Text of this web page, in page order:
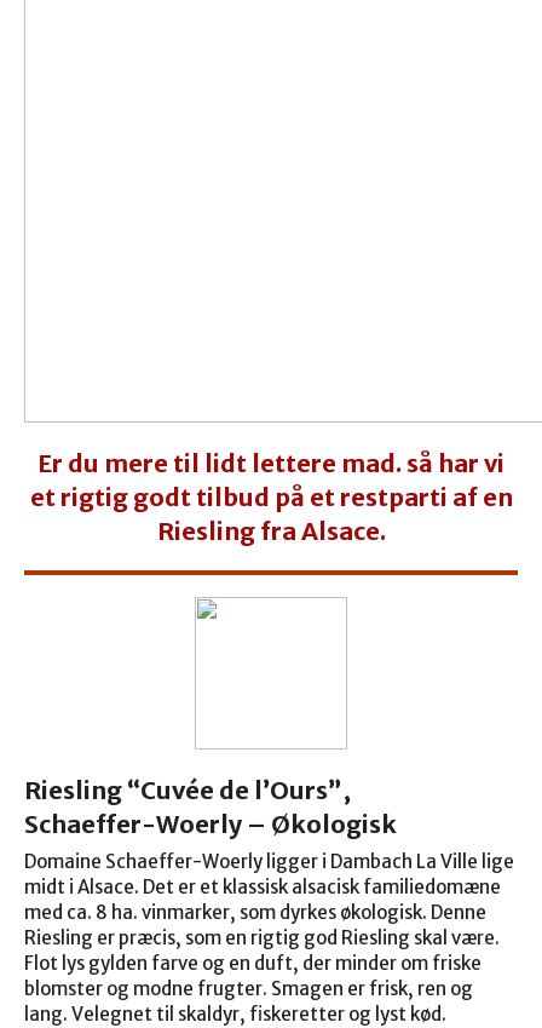
Er du mere til lidt lettere mad. så har vi
et rigtig godt tilbud på et restparti af en
Riesling fra Alsace.
Riesling “Cuvée de l’Ours”,
Schaeffer-Woerly – Økologisk
Domaine Schaeffer-Woerly ligger i Dambach La Ville lige
midt i Alsace. Det er et klassisk alsacisk familiedomæne
med ca. 8 ha. vinmarker, som dyrkes økologisk. Denne
Riesling er præcis, som en rigtig god Riesling skal være.
Flot lys gylden farve og en duft, der minder om friske
blomster og modne frugter. Smagen er frisk, ren og
lang. Velegnet til skaldyr, fiskeretter og lyst kød.